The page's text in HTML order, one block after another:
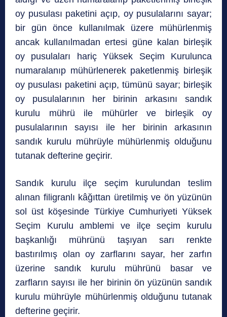
oy pusulası paketini açıp, oy pusulalarını sayar;
bir gün önce kullanılmak üzere mühürlenmiş
ancak kullanılmadan ertesi güne kalan birleşik
oy pusulaları hariç Yüksek Seçim Kurulunca
numaralanıp mühürlenerek paketlenmiş birleşik
oy pusulası paketini açıp, tümünü sayar; birleşik
oy pusulalarının her birinin arkasını sandık
kurulu mührü ile mühürler ve birleşik oy
pusulalarının sayısı ile her birinin arkasının
sandık kurulu mührüyle mühürlenmiş olduğunu
tutanak defterine geçirir.
Sandık kurulu ilçe seçim kurulundan teslim
alınan filigranlı kâğıttan üretilmiş ve ön yüzünün
sol üst köşesinde Türkiye Cumhuriyeti Yüksek
Seçim Kurulu amblemi ve ilçe seçim kurulu
başkanlığı mührünü taşıyan sarı renkte
bastırılmış olan oy zarflarını sayar, her zarfın
üzerine sandık kurulu mührünü basar ve
zarfların sayısı ile her birinin ön yüzünün sandık
kurulu mührüyle mühürlenmiş olduğunu tutanak
defterine geçirir.